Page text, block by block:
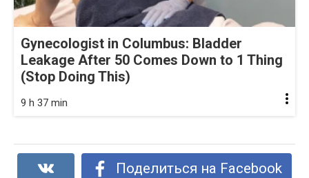
Gynecologist in Columbus: Bladder
Leakage After 50 Comes Down to 1 Thing
(Stop Doing This)
9 h 37 min
Поделиться на Facebook